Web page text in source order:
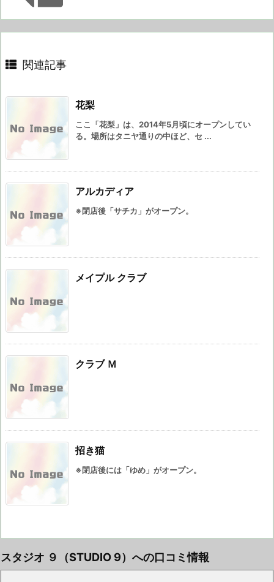
関連記事
花梨
ここ「花梨」は、2014年5月頃にオープンしてい
る。場所はタニヤ通りの中ほど、セ ...
アルカディア
※閉店後「サチカ」がオープン。
メイプル クラブ
クラブ Ｍ
招き猫
※閉店後には「ゆめ」がオープン。
スタジオ ９（STUDIO 9）への口コミ情報